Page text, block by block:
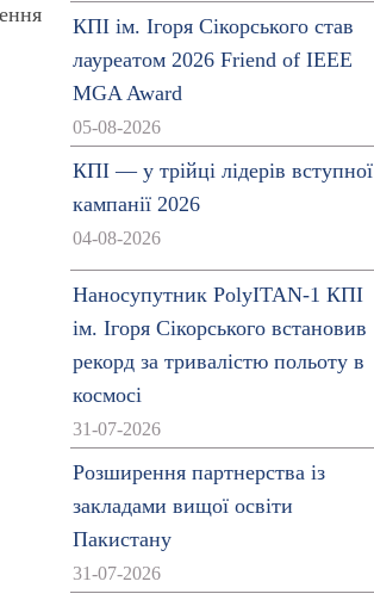
КПІ ім. Ігоря Сікорського став
лауреатом 2026 Friend of IEEE
MGA Award
05-08-2026
КПІ — у трійці лідерів вступної
кампанії 2026
04-08-2026
Наносупутник PolyITAN-1 КПІ
ім. Ігоря Сікорського встановив
рекорд за тривалістю польоту в
космосі
31-07-2026
Розширення партнерства із
закладами вищої освіти
Пакистану
31-07-2026